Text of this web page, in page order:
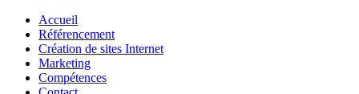
Accueil
Référencement
Création de sites Internet
Marketing
Compétences